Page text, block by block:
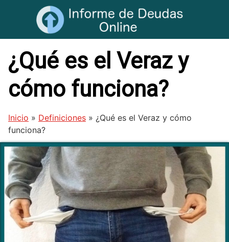
contenido
¿Qué es el Veraz y
cómo funciona?
Inicio » Definiciones » ¿Qué es el Veraz y cómo
funciona?